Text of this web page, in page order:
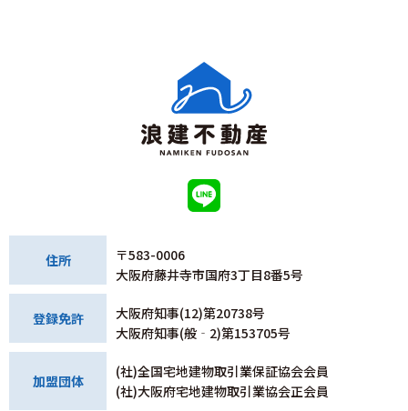
住所
〒583-0006
大阪府藤井寺市国府3丁目8番5号
登録免許
大阪府知事(12)第20738号
大阪府知事(般‐2)第153705号
加盟団体
(社)全国宅地建物取引業保証協会会員
(社)大阪府宅地建物取引業協会正会員